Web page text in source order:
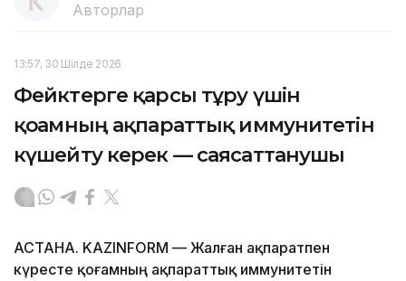
Авторлар
13:57, 30 Шілде 2026
Фейктерге қарсы тұру үшін
қоғамның ақпараттық иммунитетін
күшейту керек — саясаттанушы
АСТАНА. KAZINFORM — Жалған ақпаратпен
күресте қоғамның ақпараттық иммунитетін